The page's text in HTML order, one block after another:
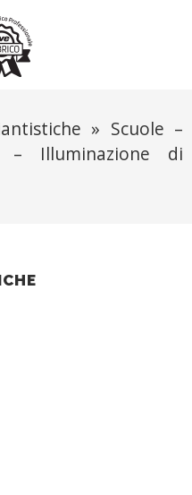
» Scuole –
– Illuminazione di